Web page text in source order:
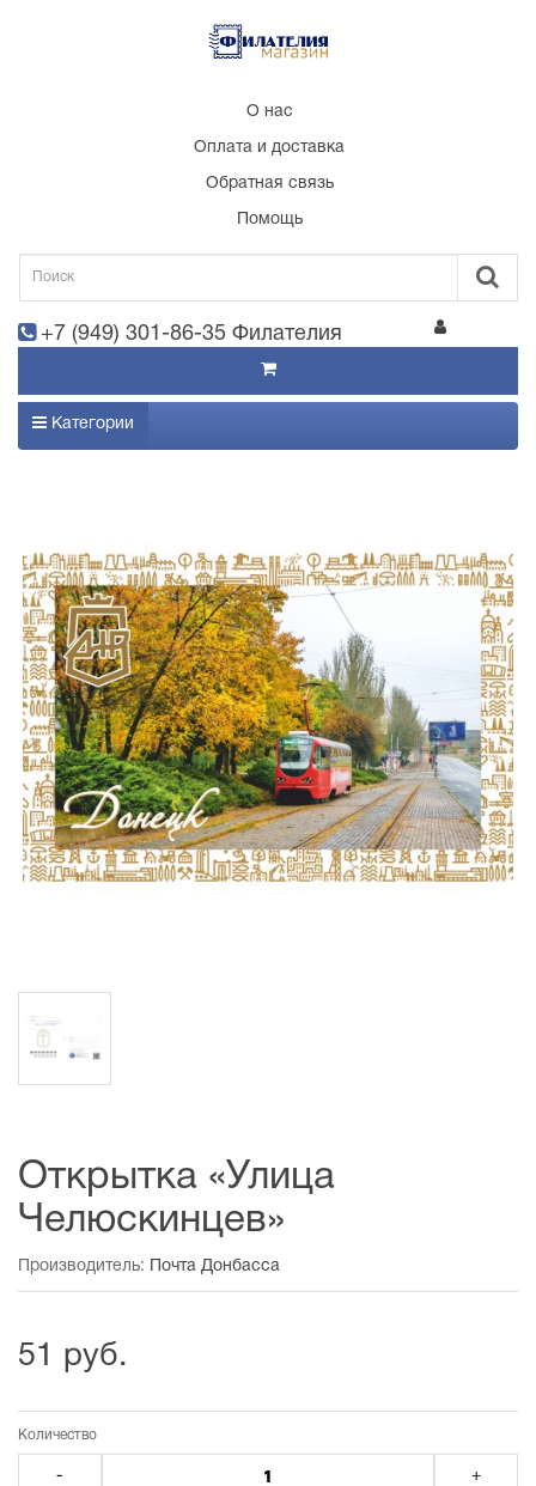
О нас
Оплата и доставка
Обратная связь
Помощь
+7 (949) 301-86-35 Филателия
Категории
Открытка «Улица
Челюскинцев»
Производитель: Почта Донбасса
51 руб.
Количество
- +